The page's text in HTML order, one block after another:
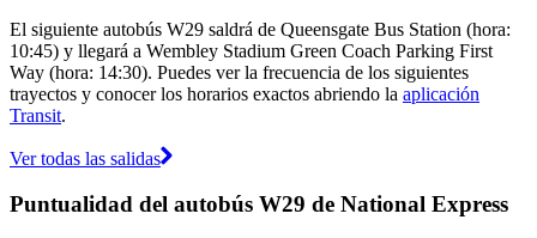
El siguiente autobús W29 saldrá de Queensgate Bus Station (hora:
10:45) y llegará a Wembley Stadium Green Coach Parking First
Way (hora: 14:30). Puedes ver la frecuencia de los siguientes
trayectos y conocer los horarios exactos abriendo la aplicación
Transit.
Ver todas las salidas
Puntualidad del autobús W29 de National Express